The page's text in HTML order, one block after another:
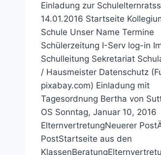
Einladung zur
14.01.2016 Startseite
Schule Unser Name Termine
Schülerzeitung I-Serv log-in
Schulleitung Sekretariat
/ Hausmeister Datenschutz
pixabay.com) Einladung mit
Tagesordnung Bertha von
OS Sonntag, Januar 10, 2016
ElternvertretungNeuerer
PostStartseite aus den